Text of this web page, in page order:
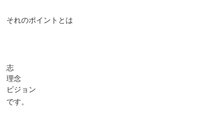
それのポイントとは
志
理念
ビジョン
です。